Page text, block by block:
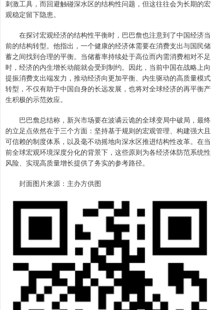
刺激工具，而回避触碰深水区的结构性问题，但这往往会为长期的宏
观稳定留下隐患。
在探讨宏观经济的结构性平衡时，巴巴詹也注意到了中国经济当
前的结构转型。他指出，一个健康的经济体需要在消费支出与国民储
蓄之间找到合理的平衡。当储蓄率持续处于高位而内需消费相对不足
时，经济的内生增长动能就会受到制约。因此，当前中国在战略上向
提振消费支出端发力，推动经济向更加平衡、内生驱动的高质量模式
转型，不仅有助于中国自身的长远发展，也将对全球经济的再平衡产
生积极的示范效应。
巴巴詹总结称，新兴市场要在波谲云诡的全球变局中破局，最终
的立足点依然在于三个方面：坚持基于规则的宏观管理、构建强大且
可信赖的制度体系，以及毫不动摇地向深水区推进结构性改革。在当
前全球宏观环境深度分化的背景下，这些原则为各经济体防范系统性
风险、实现高质量增长提供了务实的参考路径。
封面图片来源：主办方供图